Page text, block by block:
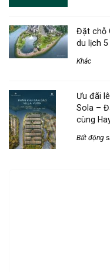
Đặt chỗ
du lịch
Khác
Ưu đãi
Sola –
cùng
Bất động